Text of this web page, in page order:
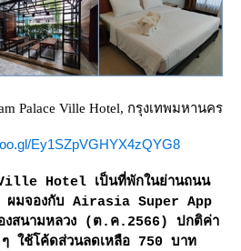
Palace Ville Hotel, กรุงเทพมหานคร
Ey1SZpVGHYX4zQYG8
Hotel เป็นที่พักในย่านถนน
ผมจองกับ Airasia Super App
องสนามหลวง (ต.ค.2566) ปกติค่า
ใช้โค้ดส่วนลดเหลือ 750 บาท